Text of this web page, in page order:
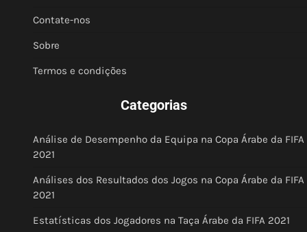
Contate-nos
Sobre
Termos e condições
Categorias
Análise de Desempenho da Equipa na Copa Árabe da FIFA
2021
Análises dos Resultados dos Jogos na Copa Árabe da FIFA
2021
Estatísticas dos Jogadores na Taça Árabe da FIFA 2021